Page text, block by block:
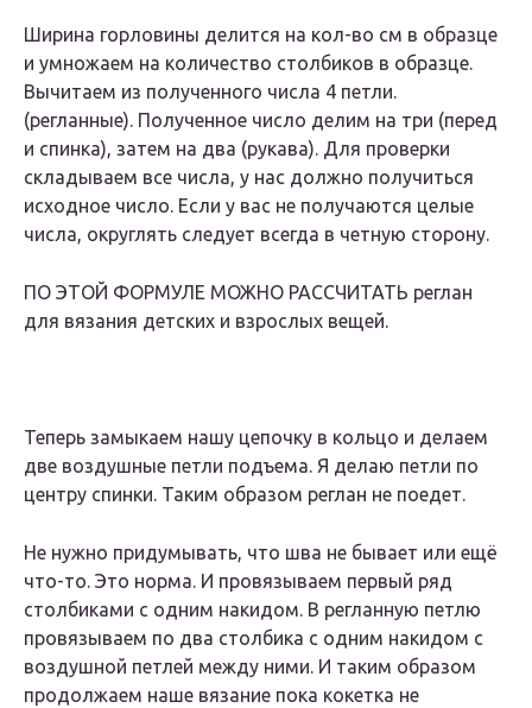
Ширина горловины делится на кол-во см в образце
и умножаем на количество столбиков в образце.
Вычитаем из полученного числа 4 петли.
(регланные). Полученное число делим на три (перед
и спинка), затем на два (рукава). Для проверки
складываем все числа, у нас должно получиться
исходное число. Если у вас не получаются целые
числа, округлять следует всегда в четную сторону.
ПО ЭТОЙ ФОРМУЛЕ МОЖНО РАССЧИТАТЬ реглан
для вязания детских и взрослых вещей.
Теперь замыкаем нашу цепочку в кольцо и делаем
две воздушные петли подъема. Я делаю петли по
центру спинки. Таким образом реглан не поедет.
Не нужно придумывать, что шва не бывает или ещё
что-то. Это норма. И провязываем первый ряд
столбиками с одним накидом. В регланную петлю
провязываем по два столбика с одним накидом с
воздушной петлей между ними. И таким образом
продолжаем наше вязание пока кокетка не